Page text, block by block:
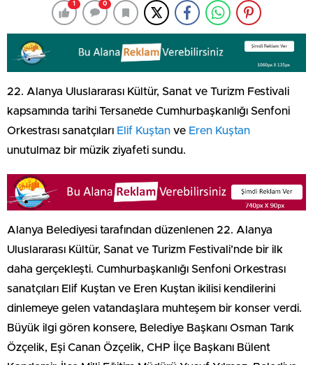
1 0
22. Alanya Uluslararası Kültür, Sanat ve Turizm Festivali
kapsamında tarihi Tersane’de Cumhurbaşkanlığı Senfoni
Orkestrası sanatçıları Elif Kuştan ve Eren Kuştan
unutulmaz bir müzik ziyafeti sundu.
Alanya Belediyesi tarafından düzenlenen 22. Alanya
Uluslararası Kültür, Sanat ve Turizm Festivali’nde bir ilk
daha gerçekleşti. Cumhurbaşkanlığı Senfoni Orkestrası
sanatçıları Elif Kuştan ve Eren Kuştan ikilisi kendilerini
dinlemeye gelen vatandaşlara muhteşem bir konser verdi.
Büyük ilgi gören konsere, Belediye Başkanı Osman Tarık
Özçelik, Eşi Canan Özçelik, CHP İlçe Başkanı Bülent